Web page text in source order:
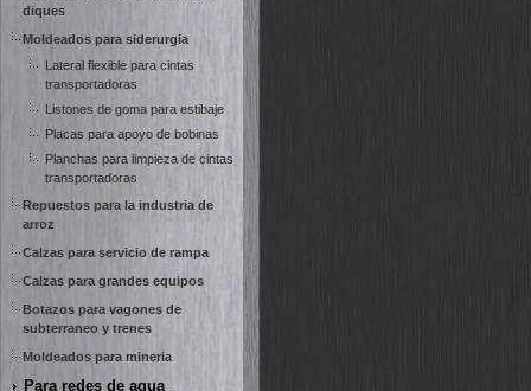
diques
Moldeados para siderurgia
Lateral flexible para cintas
transportadoras
Listones de goma para estibaje
Placas para apoyo de bobinas
Planchas para limpieza de cintas
transportadoras
Repuestos para la industria de
arroz
Calzas para servicio de rampa
Calzas para grandes equipos
Botazos para vagones de
subterraneo y trenes
Moldeados para mineria
Para redes de agua